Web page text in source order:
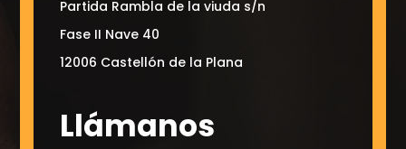
Partida Rambla de la viuda s/n
Fase II Nave 40
12006 Castellón de la Plana
Llámanos